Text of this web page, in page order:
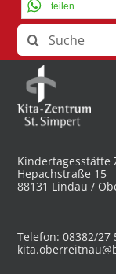
teilen
Suche
nach:
Kindertagesstätte
Hepachstraße 15
88131 Lindau /
Telefon: 08382/27